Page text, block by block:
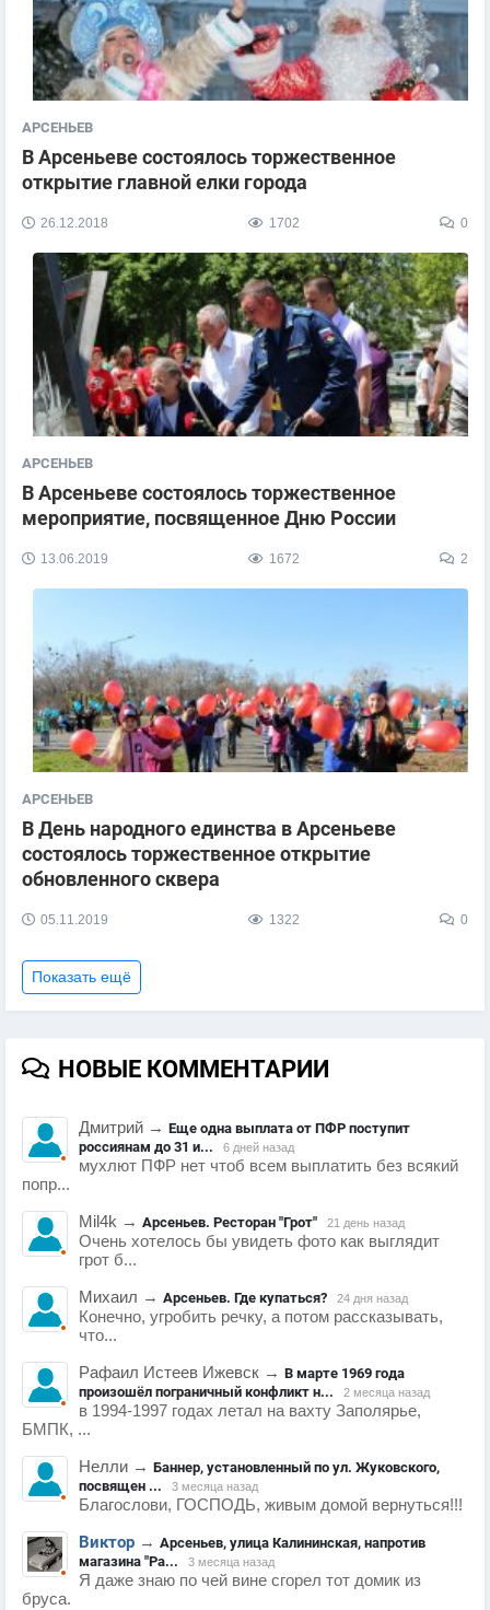
АРСЕНЬЕВ
В Арсеньеве состоялось торжественное
открытие главной елки города
26.12.2018 1702 0
АРСЕНЬЕВ
В Арсеньеве состоялось торжественное
мероприятие, посвященное Дню России
13.06.2019 1672 2
АРСЕНЬЕВ
В День народного единства в Арсеньеве
состоялось торжественное открытие
обновленного сквера
05.11.2019 1322 0
Показать ещё
НОВЫЕ КОММЕНТАРИИ
Дмитрий → Еще одна выплата от ПФР поступит
россиянам до 31 и...
6 дней назад
мухлют ПФР нет чтоб всем выплатить без всякий
попр...
Mil4k → Арсеньев. Ресторан "Грот" 21 день назад
Очень хотелось бы увидеть фото как выглядит
грот б...
Михаил → Арсеньев. Где купаться? 24 дня назад
Конечно, угробить речку, а потом рассказывать,
что...
Рафаил Истеев Ижевск → В марте 1969 года
произошёл пограничный конфликт н...
2 месяца назад
в 1994-1997 годах летал на вахту Заполярье,
БМПК, ...
Нелли → Баннер, установленный по ул. Жуковского,
посвящен ...
3 месяца назад
Благослови, ГОСПОДЬ, живым домой вернуться!!!
Виктор → Арсеньев, улица Калининская, напротив
магазина "Ра...
3 месяца назад
Я даже знаю по чей вине сгорел тот домик из
бруса.